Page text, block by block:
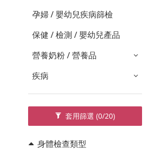
孕婦 / 嬰幼兒疾病篩檢
保健 / 檢測 / 嬰幼兒產品
營養奶粉 / 營養品
疾病
套用篩選 (0/20)
身體檢查類型